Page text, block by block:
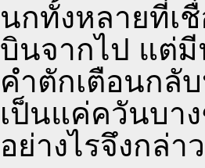
นกทั้งหลายที่เ
บินจากไป แต่
คำตักเตือนกลับ
เป็นแค่ควันบา
อย่างไรจึงกล่า